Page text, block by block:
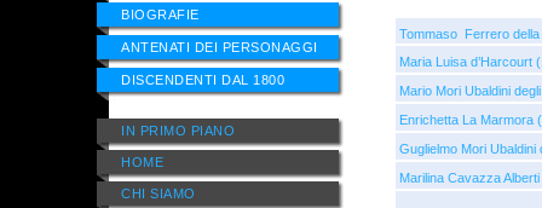
BIOGRAFIE
ANTENATI DEI PERSONAGGI
DISCENDENTI DAL 1800
IN PRIMO PIANO
HOME
CHI SIAMO
Tommaso Ferrero
Maria Luisa d’Harcourt
Mario Mori Ubaldini
Enrichetta La Marmora
Guglielmo Mori
Marilina Cavazza